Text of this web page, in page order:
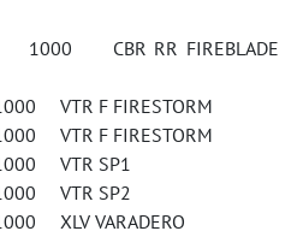
CBR RR FIREBLADE
VTR F FIRESTORM
VTR F FIRESTORM
VTR SP1
VTR SP2
XLV VARADERO